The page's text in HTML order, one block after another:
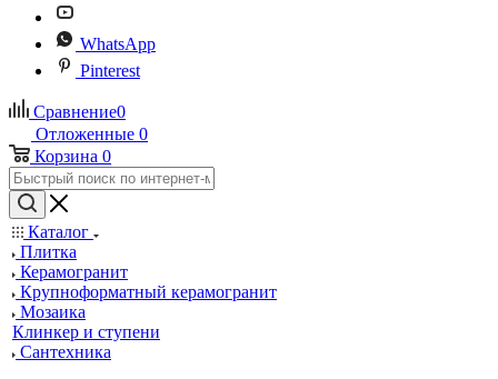
WhatsApp
Pinterest
Сравнение0
Отложенные 0
Корзина 0
Каталог
Плитка
Керамогранит
Крупноформатный керамогранит
Мозаика
Клинкер и ступени
Сантехника